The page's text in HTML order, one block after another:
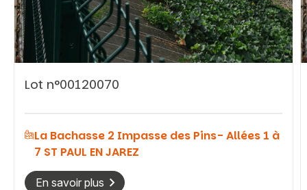
Lot n°00120070
La Bachasse 2 Impasse des Pins- Allées 1 à
7 ST PAUL EN JAREZ
En savoir plus